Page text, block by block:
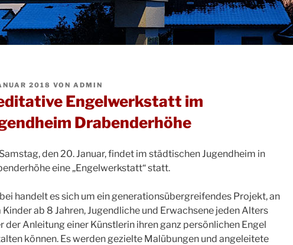
2018 VON ADMIN
Engelwerkstatt im
Drabenderhöhe
den 20. Januar, findet im städtischen Jugendheim in
eine „Engelwerkstatt“ statt.
handelt es sich um ein generationsübergreifendes Projekt, an
Kinder ab 8 Jahren, Jugendliche und Erwachsene jeden Alters
der Anleitung einer Künstlerin ihren ganz persönlichen Engel
können. Es werden gezielte Malübungen und angeleitete